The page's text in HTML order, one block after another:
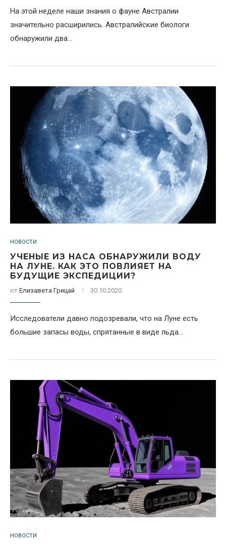
На этой неделе наши знания о фауне Австралии
значительно расширились. Австралийские биологи
обнаружили два...
НОВОСТИ
УЧЕНЫЕ ИЗ НАСА ОБНАРУЖИЛИ ВОДУ
НА ЛУНЕ. КАК ЭТО ПОВЛИЯЕТ НА
БУДУЩИЕ ЭКСПЕДИЦИИ?
от Елизавета Грицай 30.10.2020
Исследователи давно подозревали, что на Луне есть
большие запасы воды, спрятанные в виде льда...
НОВОСТИ